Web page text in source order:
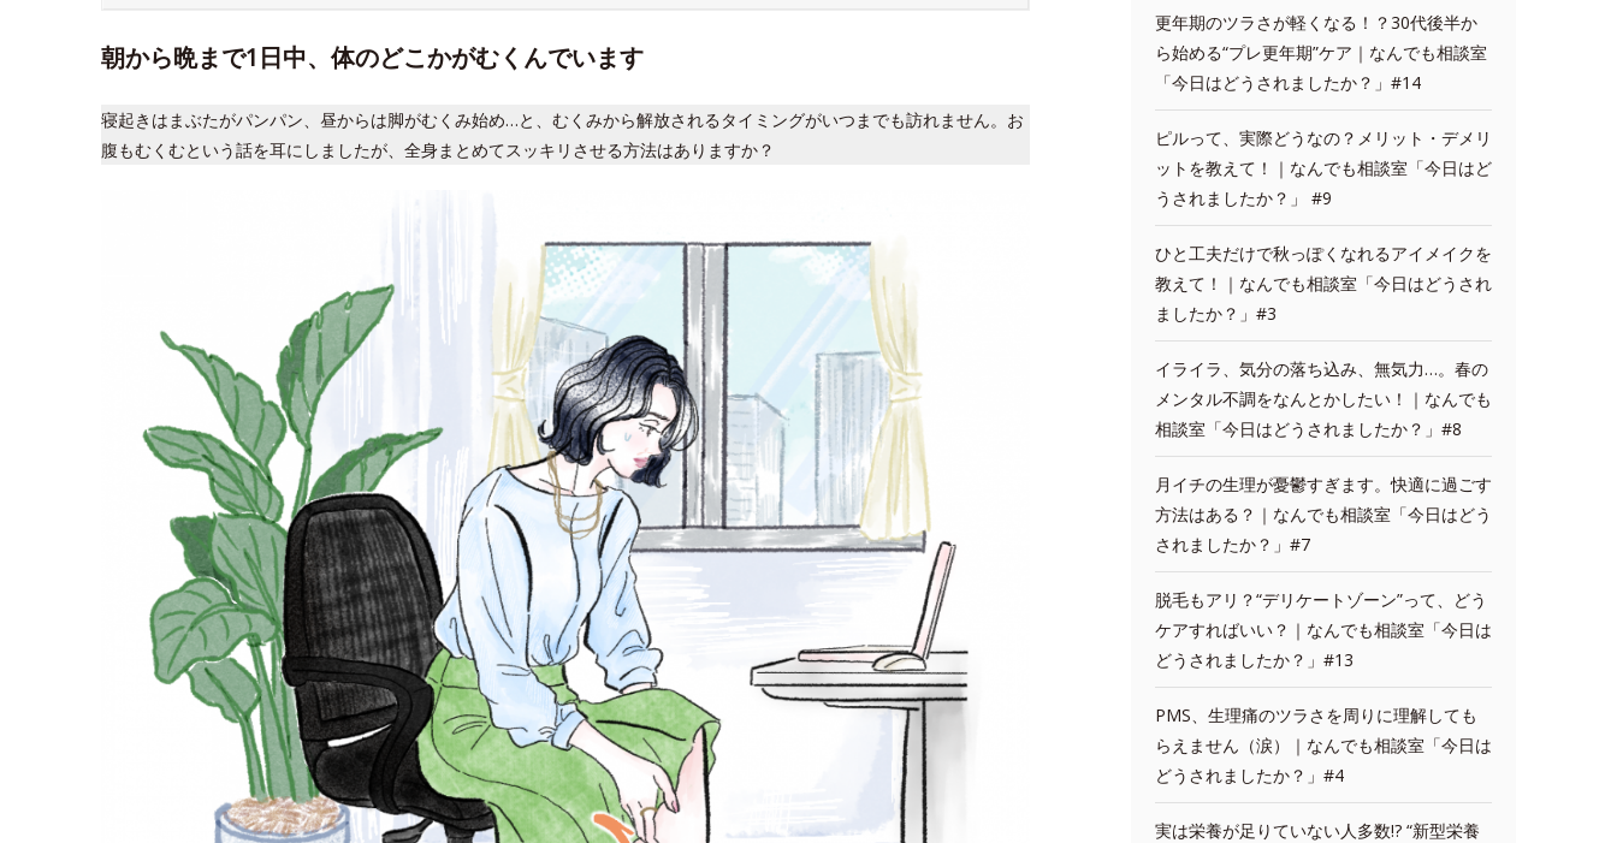
朝から晩まで1日中、体のどこかがむくんでいます
寝起きはまぶたがパンパン、昼からは脚がむくみ始め…と、むくみから解放されるタイミングがいつまでも訪れません。お
腹もむくむという話を耳にしましたが、全身まとめてスッキリさせる方法はありますか？
更年期のツラさが軽くなる！？30代後半か
ら始める“プレ更年期”ケア｜なんでも相談室
「今日はどうされましたか？」#14
ピルって、実際どうなの？メリット・デメリ
ットを教えて！｜なんでも相談室「今日はど
うされましたか？」 #9
ひと工夫だけで秋っぽくなれるアイメイクを
教えて！｜なんでも相談室「今日はどうされ
ましたか？」#3
イライラ、気分の落ち込み、無気力…。春の
メンタル不調をなんとかしたい！｜なんでも
相談室「今日はどうされましたか？」#8
月イチの生理が憂鬱すぎます。快適に過ごす
方法はある？｜なんでも相談室「今日はどう
されましたか？」#7
脱毛もアリ？“デリケートゾーン”って、どう
ケアすればいい？｜なんでも相談室「今日は
どうされましたか？」#13
PMS、生理痛のツラさを周りに理解しても
らえません（涙）｜なんでも相談室「今日は
どうされましたか？」#4
実は栄養が足りていない人多数!? “新型栄養